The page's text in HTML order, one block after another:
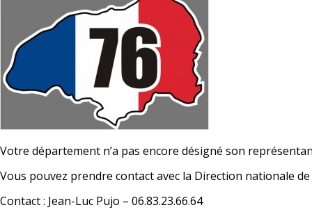
Votre département n’a pas encore désigné son
Vous pouvez prendre contact avec la Direction nationale
Contact : Jean-Luc Pujo – 06.83.23.66.64